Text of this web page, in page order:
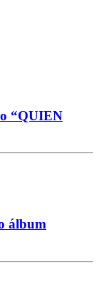
“QUIEN
álbum